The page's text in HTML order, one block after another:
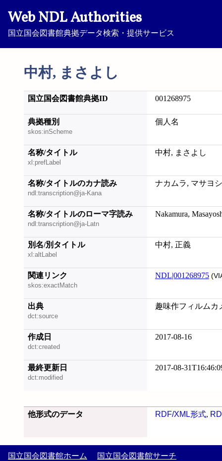
Web NDL Authorities
国立国会図書館典拠データ検索・提供サービス
中村, まさよし
国立国会図書館典拠ID 001268975
典拠種別
skos:inScheme
個人名
名称/タイトル
xl:prefLabel
中村, まさよし
名称/タイトルのカナ読み
ndl:transcription@ja-Kana
ナカムラ, マサヨシ
名称/タイトルのローマ字読み
ndl:transcription@ja-Latn
Nakamura,
別名/別タイトル
xl:altLabel
中村, 正義
関連リンク
skos:exactMatch
NDL|001268975
出典
dct:source
趣味作フィルムカ
作成日
dct:created
2017-08-16
最終更新日
dct:modified
2017-08-
他形式のデータ RDF/XML形式,
国立国会図書館ホーム 国立国会図書館サーチ